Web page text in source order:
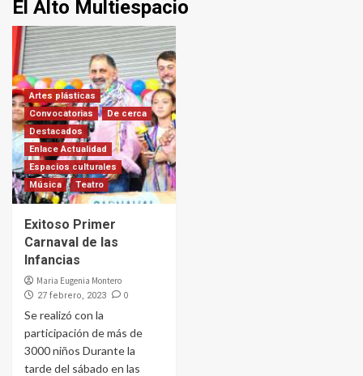
El Alto Multiespacio
Artes plásticas
Convocatorias
De cerca
Destacados
Enlace Actualidad
Espacios culturales
Música
Teatro
Exitoso Primer
Carnaval de las
Infancias
Maria Eugenia Montero
27 febrero, 2023 0
Se realizó con la
participación de más de
3000 niños Durante la
tarde del sábado en las